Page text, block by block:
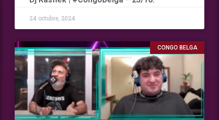
24 octubre, 2024
CONGO BELGA